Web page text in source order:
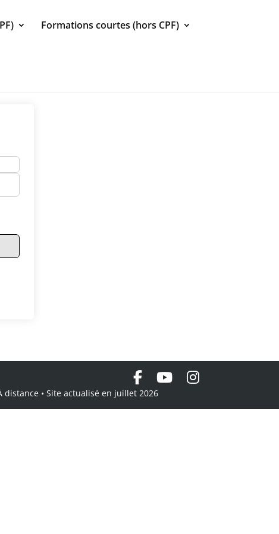
Formations courtes (hors CPF)
distance • Site actualisé en juillet 2026